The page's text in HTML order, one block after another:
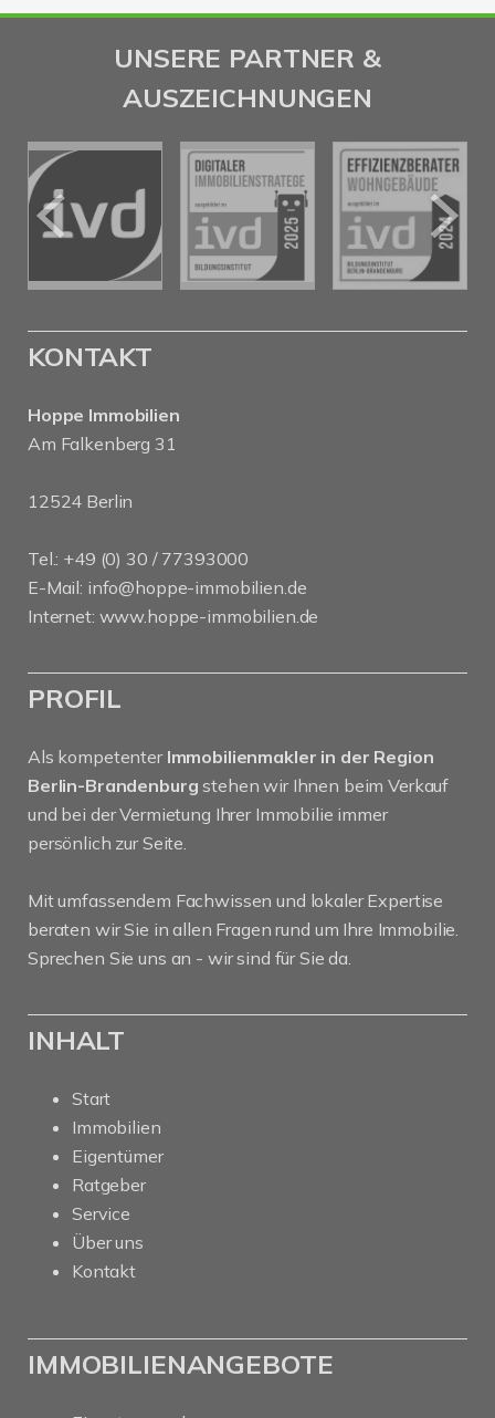
UNSERE PARTNER &
AUSZEICHNUNGEN
KONTAKT
Hoppe Immobilien
Am Falkenberg 31
12524 Berlin
Tel.: +49 (0) 30 / 77393000
E-Mail: info@hoppe-immobilien.de
Internet: www.hoppe-immobilien.de
PROFIL
Als kompetenter Immobilienmakler in der Region
Berlin-Brandenburg stehen wir Ihnen beim Verkauf
und bei der Vermietung Ihrer Immobilie immer
persönlich zur Seite.
Mit umfassendem Fachwissen und lokaler Expertise
beraten wir Sie in allen Fragen rund um Ihre Immobilie.
Sprechen Sie uns an - wir sind für Sie da.
INHALT
Start
Immobilien
Eigentümer
Ratgeber
Service
Über uns
Kontakt
IMMOBILIENANGEBOTE